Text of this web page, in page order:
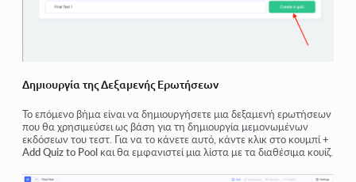
Δημιουργία της Δεξαμενής Ερωτήσεων
Το επόμενο βήμα είναι να δημιουργήσετε μια δεξαμενή ερωτήσεων
που θα χρησιμεύσει ως βάση για τη δημιουργία μεμονωμένων
εκδόσεων του τεστ. Για να το κάνετε αυτό, κάντε κλικ στο κουμπί+
Add Quiz to Pool και θα εμφανιστεί μια λίστα με τα διαθέσιμα κουίζ.